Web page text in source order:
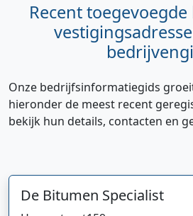
Recent
Onze bedrijfsinformatiegids
hieronder de meest recent
bekijk hun details, contacten en
De Bitumen Specialist